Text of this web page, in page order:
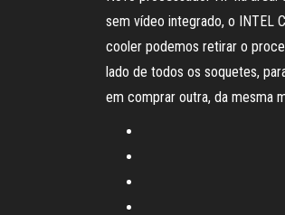
sem vídeo integrado, o INTEL
cooler podemos retirar o
lado de todos os soquetes,
em comprar outra, da mesma